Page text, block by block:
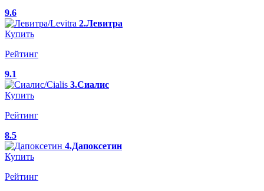
9.6
2.Левитра
Купить
Рейтинг
9.1
3.Сиалис
Купить
Рейтинг
8.5
4.Дапоксетин
Купить
Рейтинг